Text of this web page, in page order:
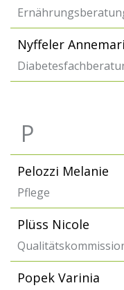
Nyffeler
P
Pelozzi Melanie
Pflege
Plüss Nicole
Popek Varinia